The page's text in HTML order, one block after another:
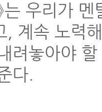
는 우리가
, 계속 노력
려놓아야
다.